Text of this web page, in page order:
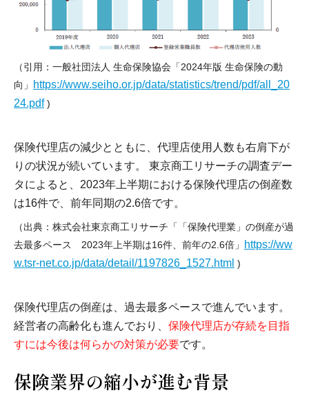
（引用：一般社団法人 生命保険協会「2024年版 生命保険の動
向」
https://www.seiho.or.jp/data/statistics/trend/pdf/all_20
24.pdf)
保険代理店の減少とともに、代理店使用人数も右肩下が
りの状況が続いています。 東京商工リサーチの調査デー
タによると、2023年上半期における保険代理店の倒産数
は16件で、前年同期の2.6倍です。
（出典：株式会社東京商工リサーチ「「保険代理業」の倒産が過
去最多ペース 2023年上半期は16件、前年の2.6倍」
https://ww
w.tsr-net.co.jp/data/detail/1197826_1527.html )
保険代理店の倒産は、過去最多ペースで進んでいます。
経営者の高齢化も進んでおり、 保険代理店が存続を目指
すには今後は何らかの対策が必要です。
保険業界の縮小が進む背景